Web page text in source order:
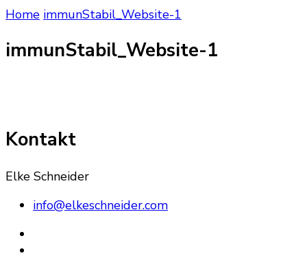
Home immunStabil_Website-1
immunStabil_Website-1
Kontakt
Elke Schneider
info@elkeschneider.com